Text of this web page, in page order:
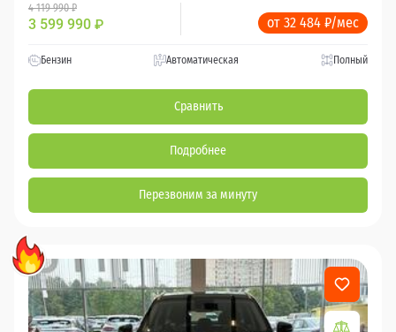
4 119 990 ₽
3 599 990 ₽ от 32 484 ₽/мес
Бензин Автоматическая Полный
Сравнить
Подробнее
Перезвоним за минуту